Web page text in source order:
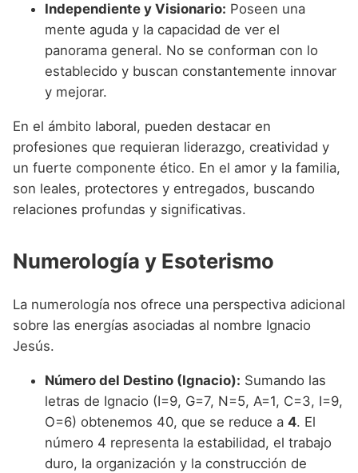
Independiente y Visionario: Poseen una
mente aguda y la capacidad de ver el
panorama general. No se conforman con lo
establecido y buscan constantemente innovar
y mejorar.
En el ámbito laboral, pueden destacar en
profesiones que requieran liderazgo, creatividad y
un fuerte componente ético. En el amor y la familia,
son leales, protectores y entregados, buscando
relaciones profundas y significativas.
Numerología y Esoterismo
La numerología nos ofrece una perspectiva adicional
sobre las energías asociadas al nombre Ignacio
Jesús.
Número del Destino (Ignacio): Sumando las
letras de Ignacio (I=9, G=7, N=5, A=1, C=3, I=9,
O=6) obtenemos 40, que se reduce a 4. El
número 4 representa la estabilidad, el trabajo
duro, la organización y la construcción de